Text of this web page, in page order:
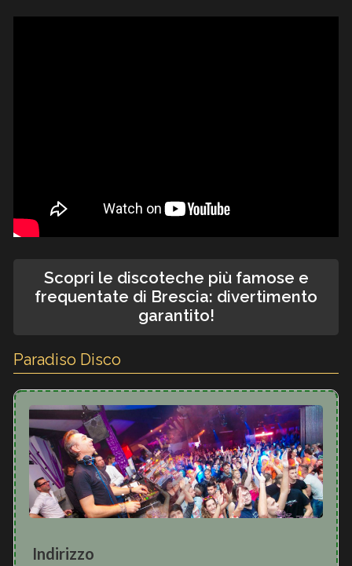
Scopri le discoteche più famose e
frequentate di Brescia: divertimento
garantito!
Paradiso Disco
Indirizzo